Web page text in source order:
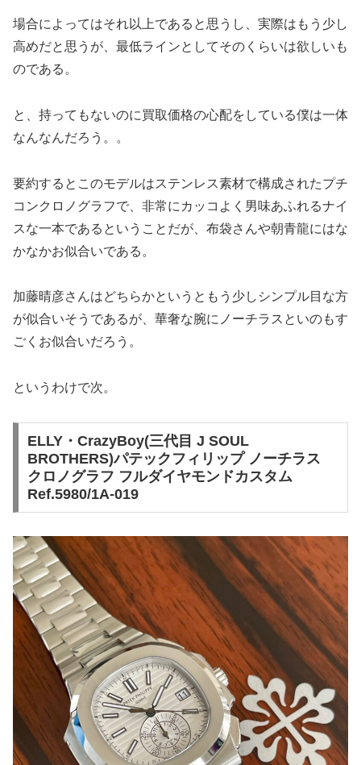
場合によってはそれ以上であると思うし、実際はもう少し
高めだと思うが、最低ラインとしてそのくらいは欲しいも
のである。
と、持ってもないのに買取価格の心配をしている僕は一体
なんなんだろう。。
要約するとこのモデルはステンレス素材で構成されたプチ
コンクロノグラフで、非常にカッコよく男味あふれるナイ
スな一本であるということだが、布袋さんや朝青龍にはな
かなかお似合いである。
加藤晴彦さんはどちらかというともう少しシンプル目な方
が似合いそうであるが、華奢な腕にノーチラスといのもす
ごくお似合いだろう。
というわけで次。
ELLY・CrazyBoy(三代目 J SOUL
BROTHERS)パテックフィリップ ノーチラス
クロノグラフ フルダイヤモンドカスタム
Ref.5980/1A-019